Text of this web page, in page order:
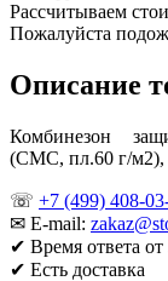
Рассчитываем
Пожалуйста
Описание
Комбинезон
(СМС, пл.60 г/м2),
☏ +7 (499) 408-
✉ E-mail:
✔ Время ответа
✔ Есть доставка